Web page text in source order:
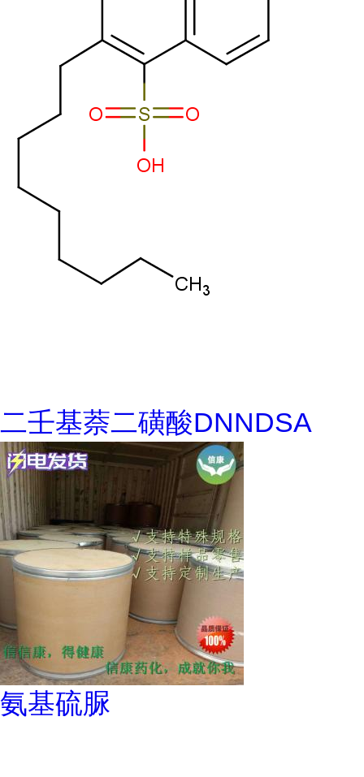
二壬基萘二磺酸DNNDSA
氨基硫脲